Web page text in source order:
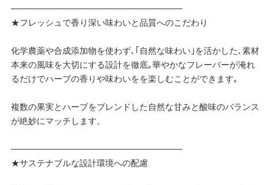
────────────────────────────
★フレッシュで香り深い味わいと品質へのこだわり
化学農薬や合成添加物を使わず､｢自然な味わい｣を活かした､素材
本来の風味を大切にする設計を徹底｡華やかなフレーバーが淹れ
るだけでハーブの香りや味わいをを楽しむことができます｡
複数の果実とハーブをブレンドした自然な甘みと酸味のバランス
が絶妙にマッチします。
────────────────────────────
★サステナブルな設計環境への配慮